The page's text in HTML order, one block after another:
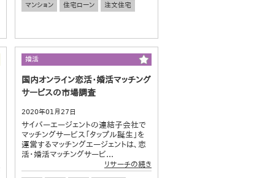
マンション
住宅ローン 注文住宅
婚活
国内オンライン恋活・婚活マッチング
サービスの市場調査
2020年01月27日
サイバーエージェントの連結子会社で
マッチングサービス「タップル誕生」を
運営するマッチングエージェントは、恋
活・婚活マッチングサービ...
リサーチの続き